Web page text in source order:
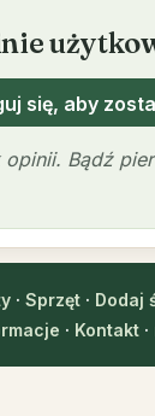
się, aby
opinii. Bądź
Autor
Mickaël
dnia
· Sprzęt· Dodaj
· Kontakt·